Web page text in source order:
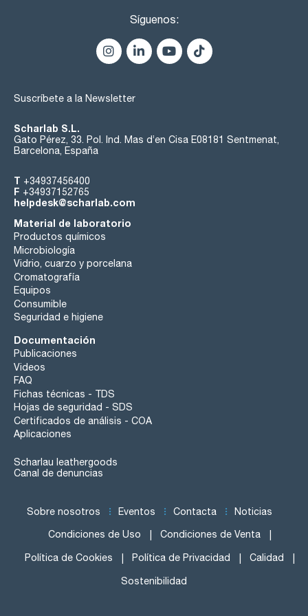
PP: Los filtros de PP (polipropileno) hidrofóbico, con gran
resitencia a los disolventes, muy baja unión a proteínas y
de muestras biológicas, disolventes, agua desionizada.
Suelen usarse para UHPLC.
filtración de medios de cultivo, ya que presentan una muy
extraíbles muy bajo, proporcionando una máxima
recuperación.
Síguenos:
Suscríbete a la Newsletter
Scharlab S.L.
Gato Pérez, 33. Pol. Ind. Mas d’en Cisa E08181 Sentmenat,
Barcelona, España
T +34937456400
F +34937152765
helpdesk@scharlab.com
Material de laboratorio
Productos químicos
Microbiología
Vidrio, cuarzo y porcelana
Cromatografía
Equipos
Consumible
Seguridad e higiene
Documentación
Publicaciones
Videos
FAQ
Fichas técnicas - TDS
Hojas de seguridad - SDS
Certificados de análisis - COA
Aplicaciones
Scharlau leathergoods
Canal de denuncias
Sobre nosotros Eventos Contacta Noticias
Condiciones de Uso Condiciones de Venta
Política de Cookies Política de Privacidad Calidad
Sostenibilidad